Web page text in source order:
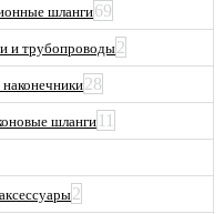
шланги69
и трубопроводы2
28
шланги 11
2